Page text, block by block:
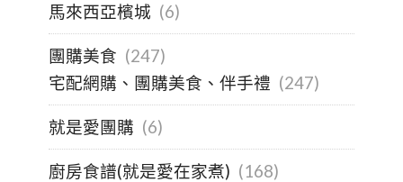
馬來西亞檳城 (6)
團購美食 (247)
宅配網購、團購美食、伴手禮 (247)
就是愛團購 (6)
廚房食譜(就是愛在家煮) (168)